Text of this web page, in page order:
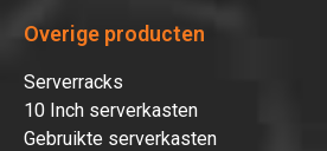
Overige producten
Serverracks
10 Inch serverkasten
Gebruikte serverkasten